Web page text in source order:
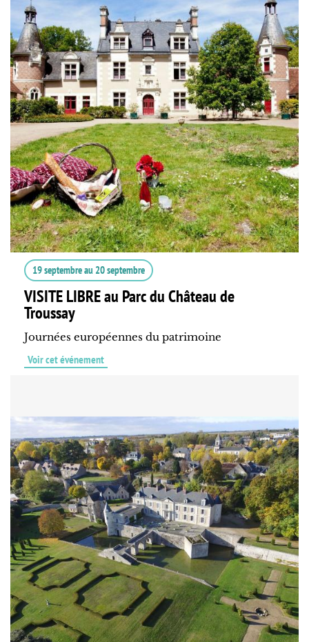
19 septembreau 20 septembre
VISITE LIBRE au Parc du Château de
Troussay
Journées européennes du patrimoine
Voir cet événement